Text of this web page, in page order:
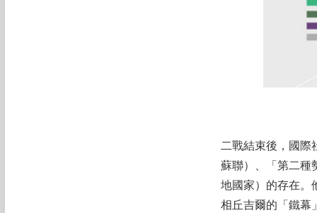
二戰結束後，國際
蘇聯）、「第二種
地國家）的存在。
相丘吉爾的「鐵幕